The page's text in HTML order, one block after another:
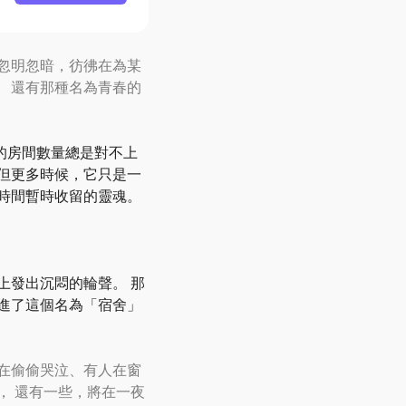
明忽暗，彷彿在為某
還有那種名為青春的
房間數量總是對不上
更多時候，它只是一
暫時收留的靈魂。
發出沉悶的輪聲。 那
了這個名為 「宿舍 」
偷偷哭泣、有人在窗
還有一些，將在一夜